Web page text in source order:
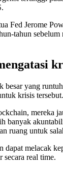
Fed Jerome
tahun sebelum
besar yang
krisis tersebut.
mereka
banyak
ruang untuk
dapat melacak
secara real time.